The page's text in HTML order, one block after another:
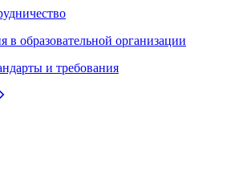
в образовательной организации
и требования